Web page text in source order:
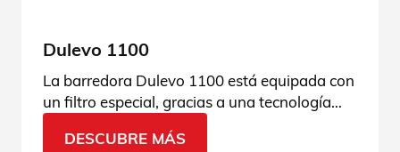
Dulevo 1100
La barredora Dulevo 1100 está equipada con
un filtro especial, gracias a una tecnología
filtración de polvo. Descubra sus
DESCUBRE MÁS